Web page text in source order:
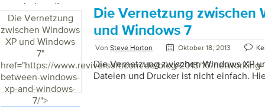
windows/">
Die Vernetzung
zwischen Windows
XP und Windows
7"
href="https://www.reviversoft.com/de/blog/2013/10/networking-
between-windows-
xp-and-windows-
7/">
Die Vernetzung zwischen
und Windows 7
Von Steve Horton Oktober 18, 2013
Die Vernetzung zwischen Windows XP
Dateien und Drucker ist nicht einfach.